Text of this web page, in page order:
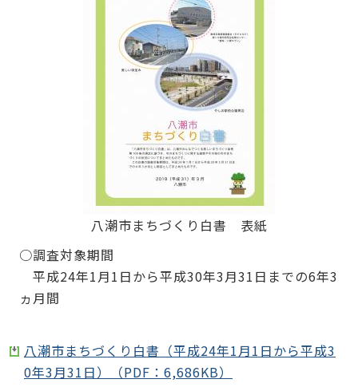
八潮市まちづくり白書 表紙
○調査対象期間
平成24年1月1日から平成30年3月31日までの6年3
ヵ月間
八潮市まちづくり白書（平成24年1月1日から平成3
0年3月31日）（PDF：6,686KB）